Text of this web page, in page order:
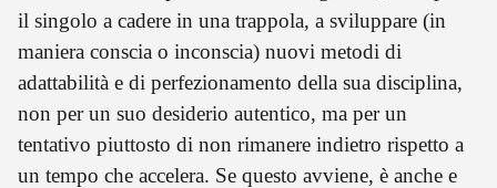
il singolo a cadere in una trappola, a sviluppare (in
maniera conscia o inconscia) nuovi metodi di
adattabilità e di perfezionamento della sua disciplina,
non per un suo desiderio autentico, ma per un
tentativo piuttosto di non rimanere indietro rispetto a
un tempo che accelera. Se questo avviene, è anche e